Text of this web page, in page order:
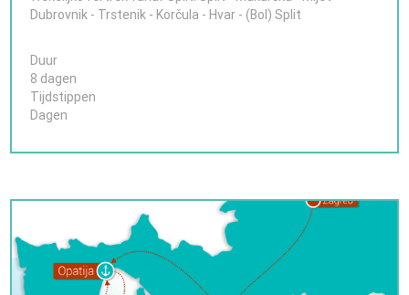
Dubrovnik - Trstenik - Korčula - Hvar - (Bol) Split
Duur
8 dagen
Tijdstippen
Dagen